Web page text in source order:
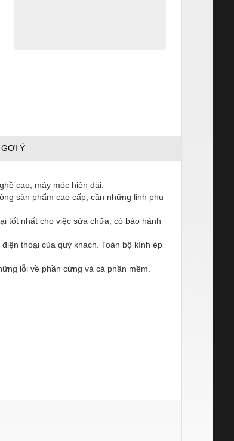
Ý
cao, máy móc hiện đại.
sản phẩm cao cấp, cần những linh phụ
tốt nhất cho việc sửa chữa, có bảo hành
thoại của quý khách. Toàn bộ kính ép
lỗi về phần cứng và cả phần mềm.